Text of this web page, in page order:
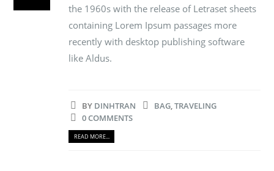
the 1960s with the release of Letraset sheets
containing Lorem Ipsum passages more
recently with desktop publishing software
like Aldus.
BY DINHTRAN BAG,TRAVELING
0 COMMENTS
READ MORE...